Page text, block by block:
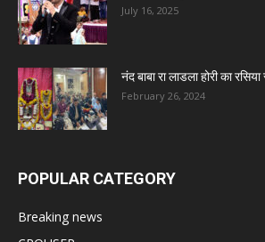
July 16, 2025
नंद बाबा रा लाडला होरी का
February 26, 2024
POPULAR CATEGORY
Breaking news